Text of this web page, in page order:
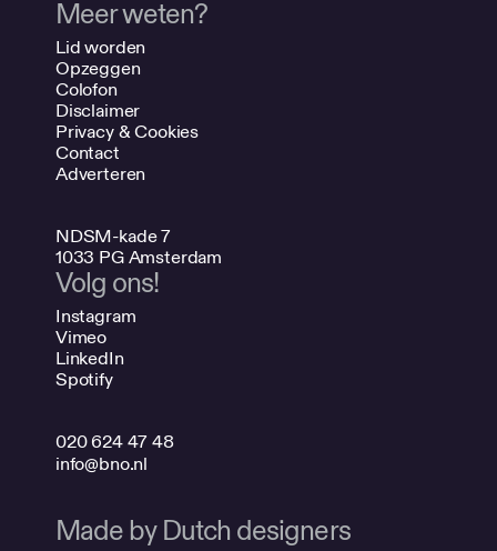
Meer weten?
Lid worden
Opzeggen
Colofon
Disclaimer
Privacy & Cookies
Contact
Adverteren
NDSM-kade 7
1033 PG Amsterdam
Volg ons!
Instagram
Vimeo
LinkedIn
Spotify
020 624 47 48
info@bno.nl
Made by Dutch designers